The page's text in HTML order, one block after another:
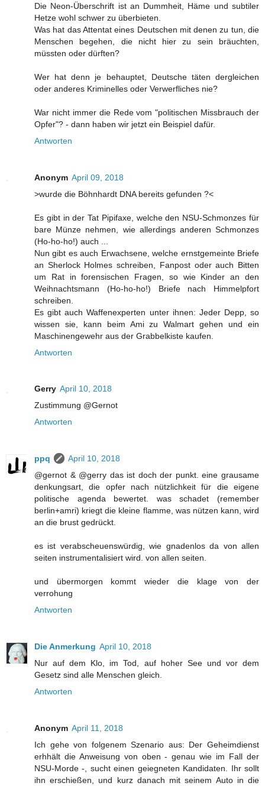
Die Neon-Überschrift ist an Dummheit, Häme und subtiler
Hetze wohl schwer zu überbieten.
Was hat das Attentat eines Deutschen mit denen zu tun, die
Menschen begehen, die nicht hier zu sein bräuchten,
müssten oder dürften?
Wer hat denn je behauptet, Deutsche täten dergleichen
oder anderes Kriminelles oder Verwerfliches nie?
War nicht immer die Rede vom "politischen Missbrauch der
Opfer"? - dann haben wir jetzt ein Beispiel dafür.
Antworten
Anonym April 09, 2018
>wurde die Böhnhardt DNA bereits gefunden ?<
Es gibt in der Tat Pipifaxe, welche den NSU-Schmonzes für
bare Münze nehmen, wie allerdings anderen Schmonzes
(Ho-ho-ho!) auch ...
Nun gibt es auch Erwachsene, welche ernstgemeinte Briefe
an Sherlock Holmes schreiben, Fanpost oder auch Bitten
um Rat in forensischen Fragen, so wie Kinder an den
Weihnachtsmann (Ho-ho-ho!) Briefe nach Himmelpfort
schreiben.
Es gibt auch Waffenexperten unter ihnen: Jeder Depp, so
wissen sie, kann beim Ami zu Walmart gehen und ein
Maschinengewehr aus der Grabbelkiste kaufen.
Antworten
Gerry April 10, 2018
Zustimmung @Gernot
Antworten
ppq
April 10, 2018
@gernot & @gerry das ist doch der punkt. eine grausame
denkungsart, die opfer nach nützlichkeit für die eigene
politische agenda bewertet. was schadet (remember
berlin+amri) kriegt die kleine flamme, was nützen kann, wird
an die brust gedrückt.
es ist verabscheuenswürdig, wie gnadenlos da von allen
seiten instrumentalisiert wird. von allen seiten.
und übermorgen kommt wieder die klage von der
verrohung
Antworten
Die Anmerkung April 10, 2018
Nur auf dem Klo, im Tod, auf hoher See und vor dem
Gesetz sind alle Menschen gleich.
Antworten
Anonym April 11, 2018
Ich gehe von folgenem Szenario aus: Der Geheimdienst
erhhält die Anweisung von oben - genau wie im Fall der
NSU-Morde -, sucht einen geiegneten Kandidaten. Ihr sollt
ihn erschießen, und kurz danach mit seinem Auto in die